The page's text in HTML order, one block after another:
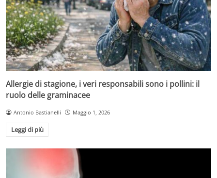
Allergie di stagione, i veri responsabili sono i pollini: il
ruolo delle graminacee
Antonio Bastianelli Maggio 1, 2026
Leggi di più